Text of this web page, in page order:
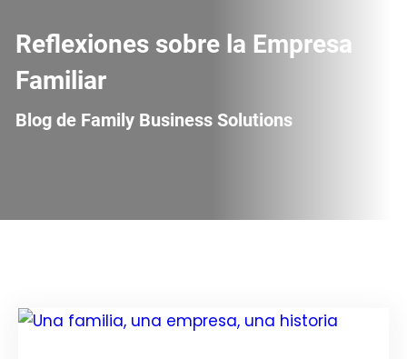
Reflexiones sobre la Empresa
Familiar
Blog de Family Business Solutions